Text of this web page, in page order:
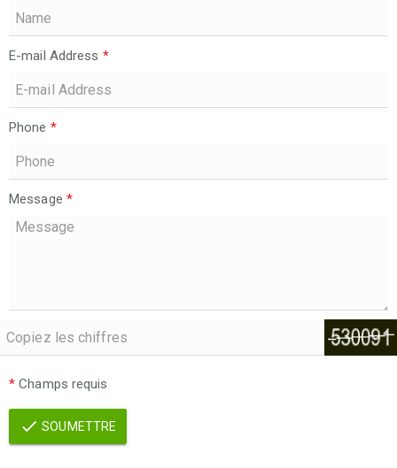
E-mail Address *
Phone *
Message *
* Champs requis
SOUMETTRE